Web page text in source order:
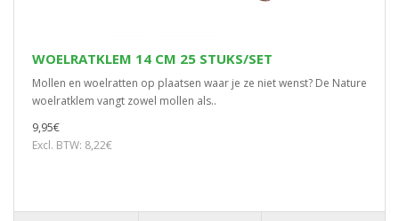
WOELRATKLEM 14 CM 25 STUKS/SET
Mollen en woelratten op plaatsen waar je ze niet wenst? De Nature
woelratklem vangt zowel mollen als..
9,95€
Excl. BTW: 8,22€